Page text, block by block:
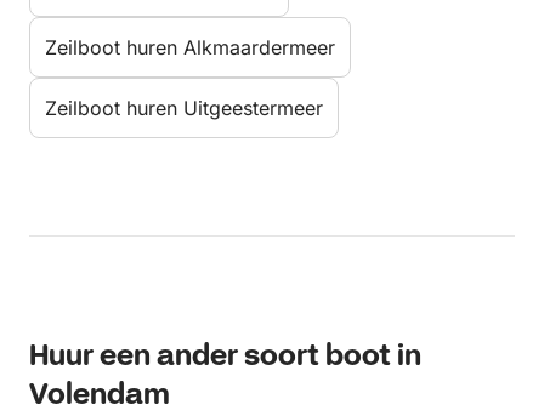
Zeilboot huren Alkmaardermeer
Zeilboot huren Uitgeestermeer
Huur een ander soort boot in
Volendam